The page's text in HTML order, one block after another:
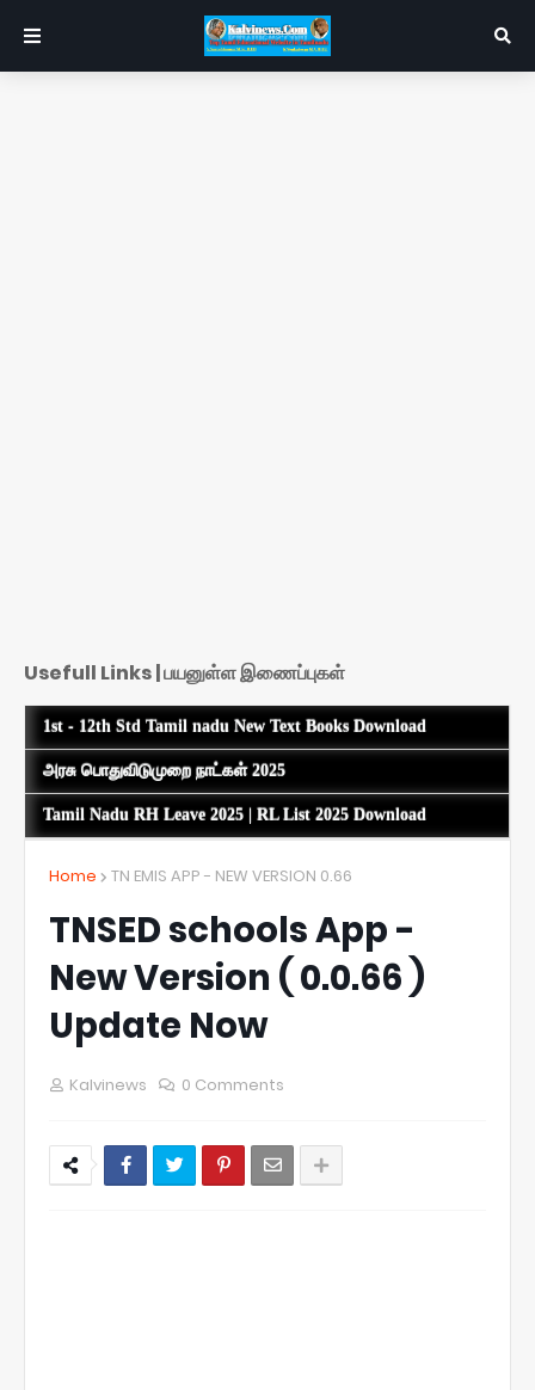
Usefull Links | பயனுள்ள இணைப்புகள்
1st - 12th Std Tamil nadu New Text Books Download
அரசு பொதுவிடுமுறை நாட்கள் 2025
Tamil Nadu RH Leave 2025 | RL List 2025 Download
Home TN EMIS APP - NEW VERSION 0.66
TNSED schools App -
New Version ( 0.0.66 )
Update Now
Kalvinews 0 Comments